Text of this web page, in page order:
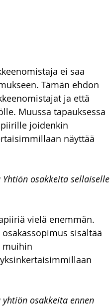
ei saa
Tämän ehdon
ja että
Muussa tapauksessa
joidenkin
näyttää
osakkeita sellaiselle
vielä enemmän.
sisältää
muihin
osakkeita ennen